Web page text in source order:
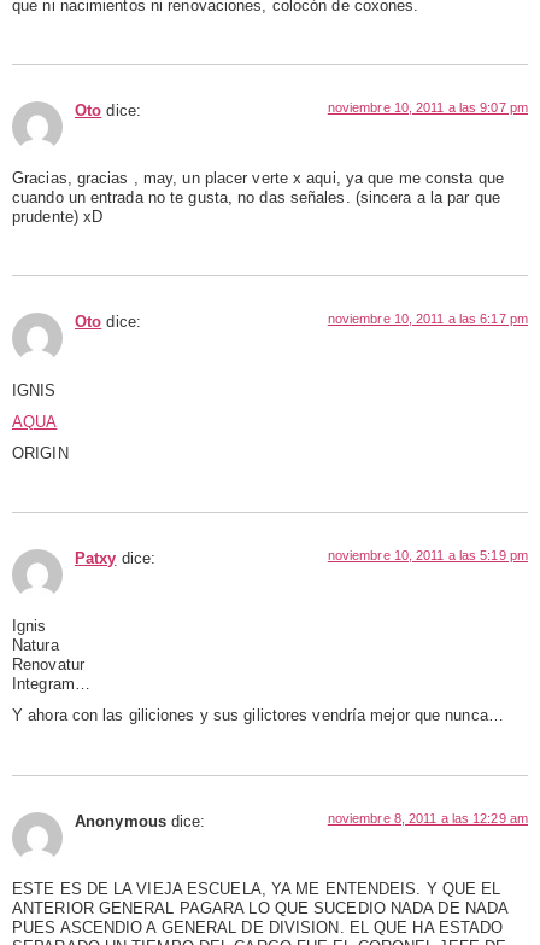
que ni nacimientos ni renovaciones, colocón de coxones.
Oto dice: noviembre 10, 2011 a las 9:07 pm
Gracias, gracias , may, un placer verte x aqui, ya que me consta que
cuando un entrada no te gusta, no das señales. (sincera a la par que
prudente) xD
Oto dice: noviembre 10, 2011 a las 6:17 pm
IGNIS
AQUA
ORIGIN
Patxy dice: noviembre 10, 2011 a las 5:19 pm
Ignis
Natura
Renovatur
Integram…
Y ahora con las giliciones y sus gilictores vendría mejor que nunca…
Anonymous dice: noviembre 8, 2011 a las 12:29 am
ESTE ES DE LA VIEJA ESCUELA, YA ME ENTENDEIS. Y QUE EL
ANTERIOR GENERAL PAGARA LO QUE SUCEDIO NADA DE NADA
PUES ASCENDIO A GENERAL DE DIVISION. EL QUE HA ESTADO